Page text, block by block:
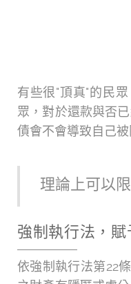
有些很"頂真"的民
眾，對於還款與否
債會不會導致自己被
理論上可以
強制執行法，
依強制執行法第22